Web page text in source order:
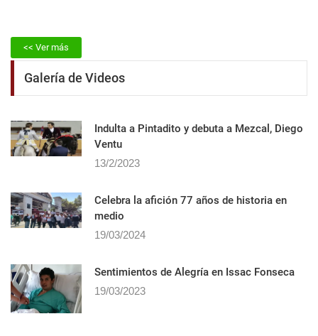
<< Ver más
Galería de Videos
Indulta a Pintadito y debuta a Mezcal, Diego
Ventu
13/2/2023
Celebra la afición 77 años de historia en
medio
19/03/2024
Sentimientos de Alegrí­a en Issac Fonseca
19/03/2023